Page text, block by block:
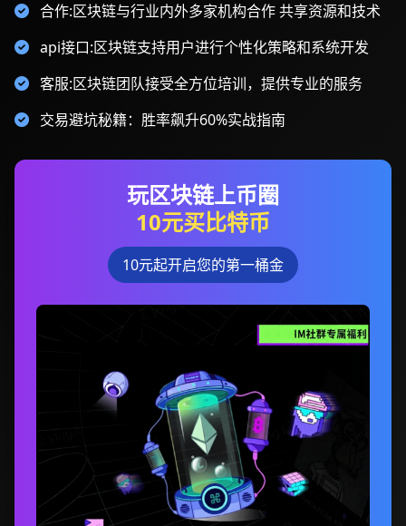
合作:区块链与行业内外多家机构合作 共享资源和技术
api接口:区块链支持用户进行个性化策略和系统开发
客服:区块链团队接受全方位培训，提供专业的服务
交易避坑秘籍：胜率飙升60%实战指南
玩区块链上币圈
10元买比特币
10元起开启您的第一桶金